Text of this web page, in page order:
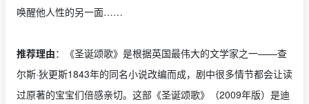
唤醒他人性的另一面……
推荐理由：《圣诞颂歌》是根据英国最伟大的文学家之一——查
尔斯·狄更斯1843年的同名小说改编而成，剧中很多情节都会让读
过原著的宝宝们倍感亲切。这部《圣诞颂歌》（2009年版）是迪